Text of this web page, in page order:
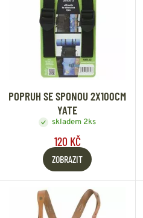
POPRUH SE SPONOU 2X100CM
YATE
skladem 2ks
120 KČ
ZOBRAZIT